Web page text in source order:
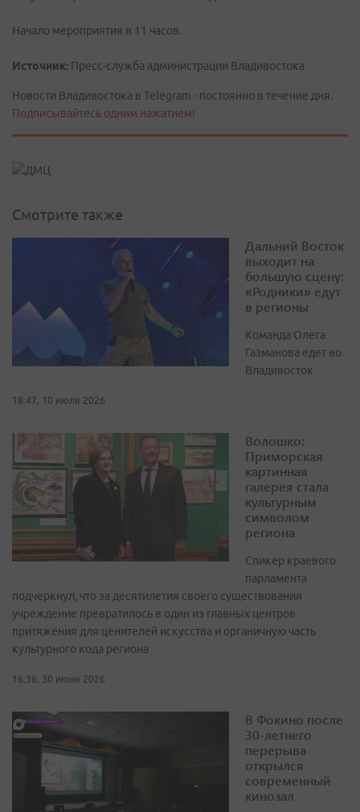
Начало мероприятия в 11 часов.
Источник: Пресс-служба администрации Владивостока
Новости Владивостока в Telegram - постоянно в течение дня.
Подписывайтесь одним нажатием!
Смотрите также
Дальний Восток
выходит на
большую сцену:
«Родники» едут
в регионы
Команда Олега
Газманова едет во
Владивосток
18:47, 10 июля 2026
Волошко:
Приморская
картинная
галерея стала
культурным
символом
региона
Спикер краевого
парламента
подчеркнул, что за десятилетия своего существования
учреждение превратилось в один из главных центров
притяжения для ценителей искусства и органичную часть
культурного кода региона
16:36, 30 июня 2026
В Фокино после
30-летнего
перерыва
открылся
современный
кинозал